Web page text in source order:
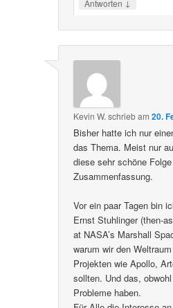
Antworten ↓
Kevin W. schriebam20.
Bisher hatte ich nur
das Thema. Meist nur
diese sehr schöne
Zusammenfassung.
Vor ein paar Tagen bin
Ernst Stuhlinger (then-
at NASA’s Marshall
warum wir den
Projekten wie Apollo,
sollten. Und das,
Probleme haben.